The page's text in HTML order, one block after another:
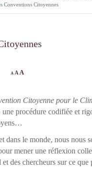
Conventions Citoyennes
A A A
Citoyenne pour le
une procédure codifiée et
dans le monde, nous nous
mener une réflexion
des chercheurs sur ce